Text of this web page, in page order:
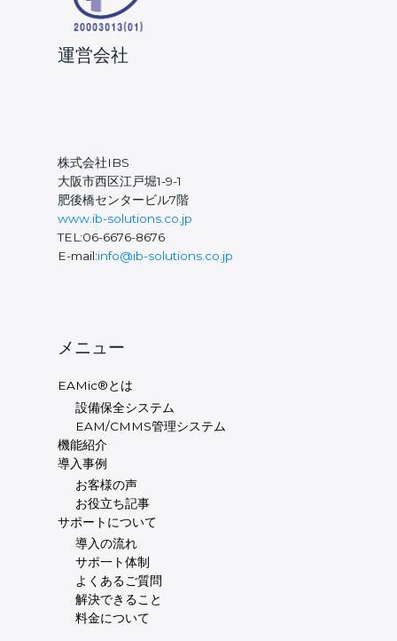
運営会社
株式会社IBS
大阪市西区江戸堀1-9-1
肥後橋センタービル7階
www.ib-solutions.co.jp
TEL:06-6676-8676
E-mail:info@ib-solutions.co.jp
メニュー
EAMic®とは
設備保全システム
EAM/CMMS管理システム
機能紹介
導入事例
お客様の声
お役立ち記事
サポートについて
導入の流れ
サポ一ト体制
よくあるご質問
解決できること
料金について